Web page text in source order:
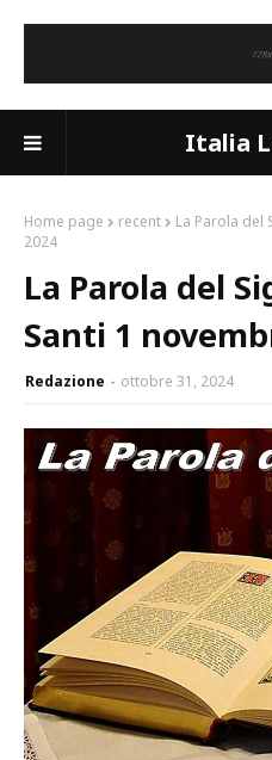
Italia
Home page recent
La Parola del
2024
La Parola del
Santi 1
Redazione ottobre 31, 2024